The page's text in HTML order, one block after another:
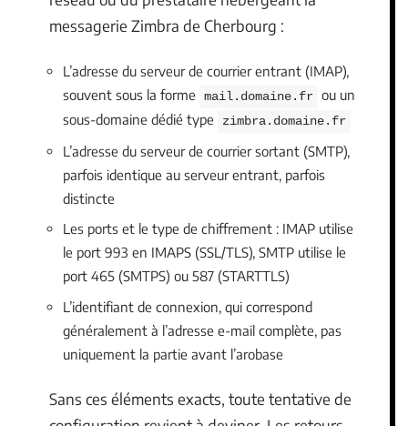
messagerie Zimbra de Cherbourg :
L’adresse du serveur de courrier entrant (IMAP),
souvent sous la forme
mail.domaine.fr ou un
sous-domaine dédié type
zimbra.domaine.fr
L’adresse du serveur de courrier sortant (SMTP),
parfois identique au serveur entrant, parfois
distincte
Les ports et le type de chiffrement : IMAP utilise
le port 993 en IMAPS (SSL/TLS), SMTP utilise le
port 465 (SMTPS) ou 587 (STARTTLS)
L’identifiant de connexion, qui correspond
généralement à l’adresse e-mail complète, pas
uniquement la partie avant l’arobase
Sans ces éléments exacts, toute tentative de